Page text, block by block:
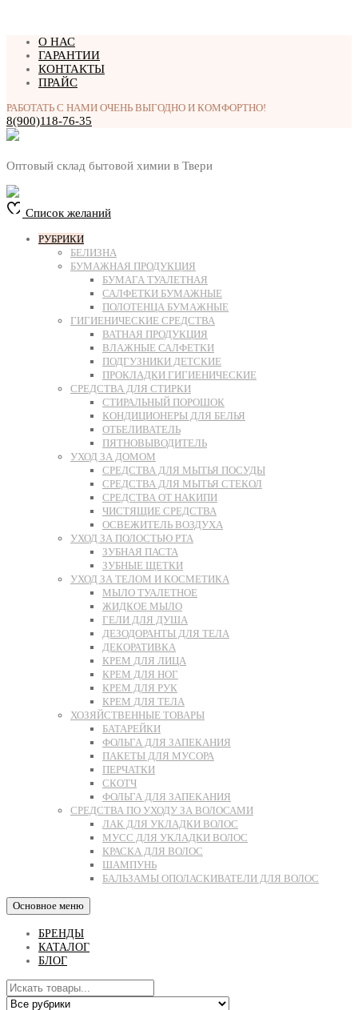
Перейти
содержимому
О НАС
ГАРАНТИИ
КОНТАКТЫ
ПРАЙС
РАБОТАТЬ С НАМИ ОЧЕНЬ ВЫГОДНО И КОМФОРТНО!
8(900)118-76-35
Оптовый склад бытовой химии в Твери
Список желаний
РУБРИКИ
БЕЛИЗНА
БУМАЖНАЯ ПРОДУКЦИЯ
БУМАГА ТУАЛЕТНАЯ
САЛФЕТКИ БУМАЖНЫЕ
ПОЛОТЕНЦА БУМАЖНЫЕ
ГИГИЕНИЧЕСКИЕ СРЕДСТВА
ВАТНАЯ ПРОДУКЦИЯ
ВЛАЖНЫЕ САЛФЕТКИ
ПОДГУЗНИКИ ДЕТСКИЕ
ПРОКЛАДКИ ГИГИЕНИЧЕСКИЕ
СРЕДСТВА ДЛЯ СТИРКИ
СТИРАЛЬНЫЙ ПОРОШОК
КОНДИЦИОНЕРЫ ДЛЯ БЕЛЬЯ
ОТБЕЛИВАТЕЛЬ
ПЯТНОВЫВОДИТЕЛЬ
УХОД ЗА ДОМОМ
СРЕДСТВА ДЛЯ МЫТЬЯ ПОСУДЫ
СРЕДСТВА ДЛЯ МЫТЬЯ СТЕКОЛ
СРЕДСТВА ОТ НАКИПИ
ЧИСТЯЩИЕ СРЕДСТВА
ОСВЕЖИТЕЛЬ ВОЗДУХА
УХОД ЗА ПОЛОСТЬЮ РТА
ЗУБНАЯ ПАСТА
ЗУБНЫЕ ЩЕТКИ
УХОД ЗА ТЕЛОМ И КОСМЕТИКА
МЫЛО ТУАЛЕТНОЕ
ЖИДКОЕ МЫЛО
ГЕЛИ ДЛЯ ДУША
ДЕЗОДОРАНТЫ ДЛЯ ТЕЛА
ДЕКОРАТИВКА
КРЕМ ДЛЯ ЛИЦА
КРЕМ ДЛЯ НОГ
КРЕМ ДЛЯ РУК
КРЕМ ДЛЯ ТЕЛА
ХОЗЯЙСТВЕННЫЕ ТОВАРЫ
БАТАРЕЙКИ
ФОЛЬГА ДЛЯ ЗАПЕКАНИЯ
ПАКЕТЫ ДЛЯ МУСОРА
ПЕРЧАТКИ
СКОТЧ
ФОЛЬГА ДЛЯ ЗАПЕКАНИЯ
СРЕДСТВА ПО УХОДУ ЗА ВОЛОСАМИ
ЛАК ДЛЯ УКЛАДКИ ВОЛОС
МУСС ДЛЯ УКЛАДКИ ВОЛОС
КРАСКА ДЛЯ ВОЛОС
ШАМПУНЬ
БАЛЬЗАМЫ ОПОЛАСКИВАТЕЛИ ДЛЯ ВОЛОС
Основное меню
БРЕНДЫ
КАТАЛОГ
БЛОГ